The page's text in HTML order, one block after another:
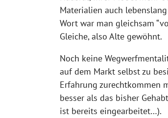
Materialien auch
Wort war man gleichsam
Gleiche, also Alte gewöhnt.
Noch keine
auf dem Markt selbst zu
Erfahrung zurechtkommen
besser als das bisher
ist bereits eingearbeitet…).